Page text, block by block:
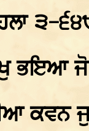
੩-
ਭਇਆ ਜੋ
ਕਵਨ